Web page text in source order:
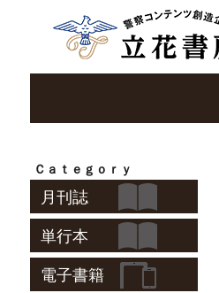
Ｃａｔｅｇｏｒｙ
月刊誌
単行本
電子書籍